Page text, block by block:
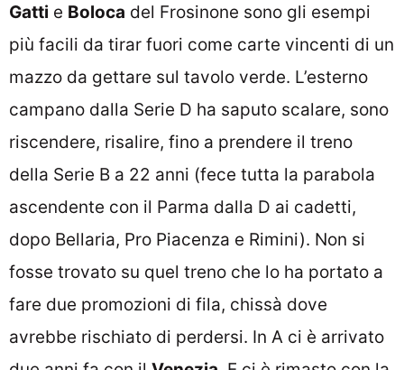
Gatti e Boloca del Frosinone sono gli esempi
più facili da tirar fuori come carte vincenti di un
mazzo da gettare sul tavolo verde. L’esterno
campano dalla Serie D ha saputo scalare, sono
riscendere, risalire, fino a prendere il treno
della Serie B a 22 anni (fece tutta la parabola
ascendente con il Parma dalla D ai cadetti,
dopo Bellaria, Pro Piacenza e Rimini). Non si
fosse trovato su quel treno che lo ha portato a
fare due promozioni di fila, chissà dove
avrebbe rischiato di perdersi. In A ci è arrivato